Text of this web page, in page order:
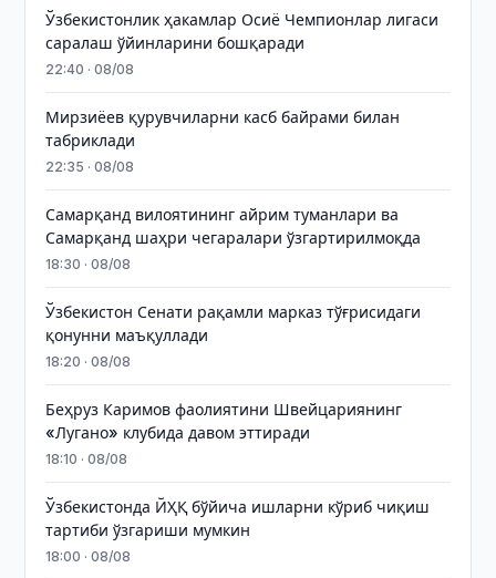
Ўзбекистонлик ҳакамлар Осиё Чемпионлар лигаси
саралаш ўйинларини бошқаради
22:40 · 08/08
Мирзиёев қурувчиларни касб байрами билан
табриклади
22:35 · 08/08
Самарқанд вилоятининг айрим туманлари ва
Самарқанд шаҳри чегаралари ўзгартирилмоқда
18:30 · 08/08
Ўзбекистон Сенати рақамли марказ тўғрисидаги
қонунни маъқуллади
18:20 · 08/08
Беҳруз Каримов фаолиятини Швейцариянинг
«Лугано» клубида давом эттиради
18:10 · 08/08
Ўзбекистонда ЙҲҚ бўйича ишларни кўриб чиқиш
тартиби ўзгариши мумкин
18:00 · 08/08